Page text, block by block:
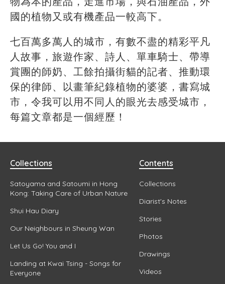
國的植物又或有機產品一較高下。
七百萬多萬人的城市，有數不盡的精彩平凡
人故事，旅遊作家、詩人、單車騎士、帶導
賞團的師奶、工餘拍攝街貓的記者、推動環
保的律師、以畫筆紀錄植物的婆婆，書寫城
市，令我可以用不同人的眼光去感受城市，
每篇文章都是一個經歷！
Collections
Satoyama and Satoumi in Hong
Kong: Taking Care of Urban Nature
Shui Hau Diary
Our Neighbours in Sheung Wan
Let Us Go! You and I
Landing at Kwai Tsing - Songs for
Everyone
Contents
Collections
Diarist's Notes
Stories
Photos
Drawings
Videos